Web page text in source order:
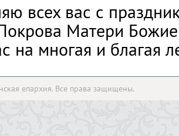
всех вас с
Матери
на многая и благая
епархия. Все права защищены.